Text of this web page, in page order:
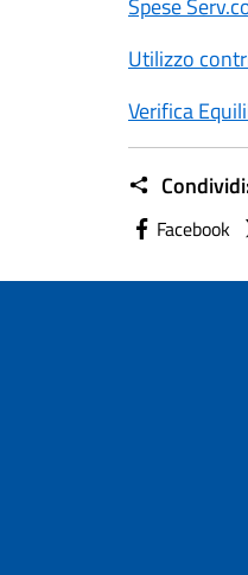
Spese
Utilizzo
Verifica
Facebook